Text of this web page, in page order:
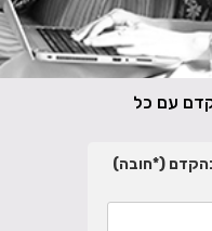
עם כל
(*חובה)